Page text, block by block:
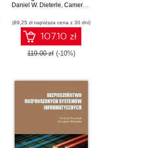
Master wireless testing
and attack wireless
networks with Kali
Linux, including the
KRACK attack - Third
Daniel W. Dieterle, Cameron Buchanan
(89,25 zł najniższa cena z 30 dni)
107.10 zł
119.00 zł (-10%)